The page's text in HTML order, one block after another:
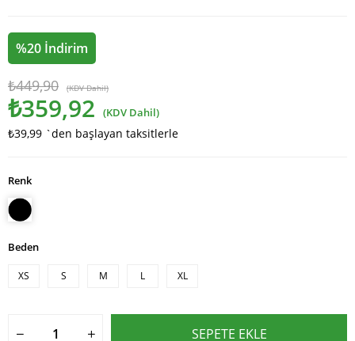
%20 İndirim
₺449,90 (KDV Dahil)
₺359,92 (KDV Dahil)
₺39,99 `den başlayan taksitlerle
Renk
Beden
XS S M L XL